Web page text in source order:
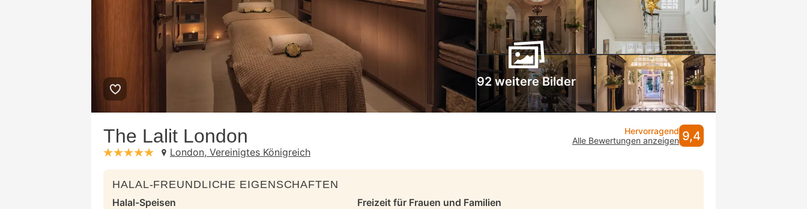
92 weitere Bilder
The Lalit London
stars: 5London, Vereinigtes Königreich
Hervorragend
Alle Bewertungen anzeigen 9,4
HALAL-FREUNDLICHE EIGENSCHAFTEN
Halal-Speisen
Freizeit für Frauen und Familien